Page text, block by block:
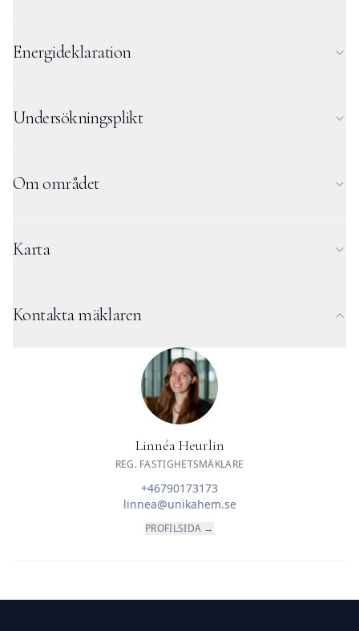
Energideklaration
Undersökningsplikt
Om området
Karta
Kontakta mäklaren
Linnéa Heurlin
REG. FASTIGHETSMÄKLARE
+46790173173
linnea@unikahem.se
PROFILSIDA →